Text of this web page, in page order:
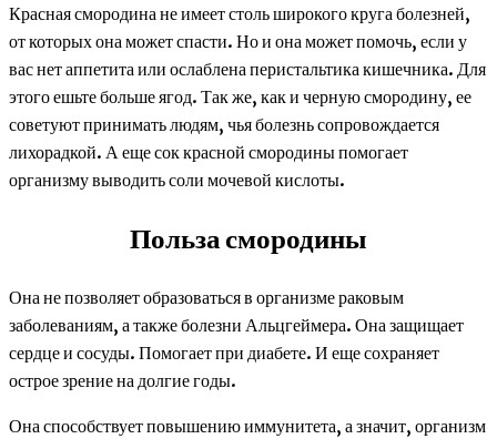
Красная смородина не имеет столь широкого круга болезней,
от которых она может спасти. Но и она может помочь, если у
вас нет аппетита или ослаблена перистальтика кишечника. Для
этого ешьте больше ягод. Так же, как и черную смородину, ее
советуют принимать людям, чья болезнь сопровождается
лихорадкой. А еще сок красной смородины помогает
организму выводить соли мочевой кислоты.
Польза смородины
Она не позволяет образоваться в организме раковым
заболеваниям, а также болезни Альцгеймера. Она защищает
сердце и сосуды. Помогает при диабете. И еще сохраняет
острое зрение на долгие годы.
Она способствует повышению иммунитета, а значит, организм